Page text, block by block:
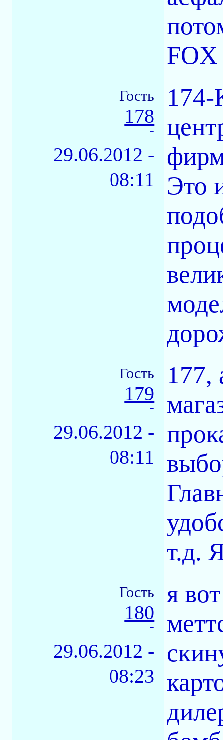
FOX
Гость
178
-
29.06.2012 -
08:11
174-
Это
Гость
179
-
29.06.2012 -
08:11
177,
т.д.
Гость
180
-
29.06.2012 -
08:23
я